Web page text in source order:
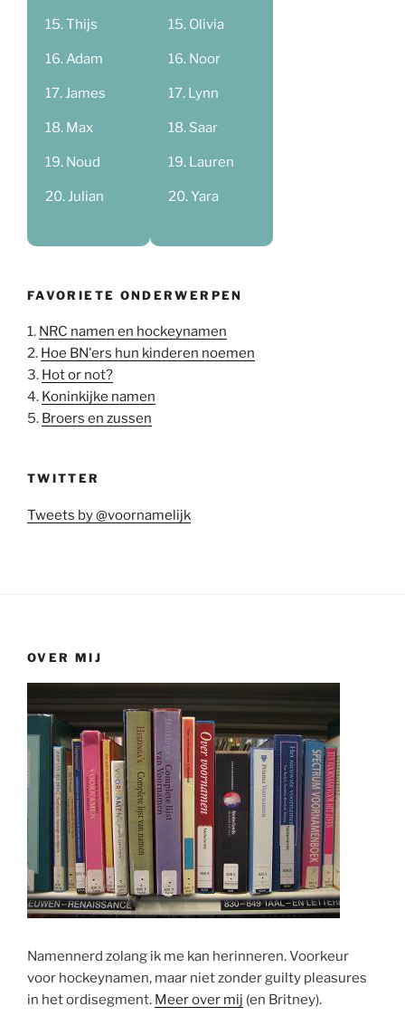
Thijs
Adam
James
Max
Noud
Julian
Olivia
Noor
Lynn
Saar
Lauren
Yara
FAVORIETE ONDERWERPEN
1. NRC namen en hockeynamen
2. Hoe BN'ers hun kinderen noemen
3. Hot or not?
4. Koninkijke namen
5. Broers en zussen
TWITTER
Tweets by @voornamelijk
OVER MIJ
Namennerd zolang ik me kan herinneren. Voorkeur
voor hockeynamen, maar niet zonder guilty pleasures
in het ordisegment. Meer over mij (en Britney).